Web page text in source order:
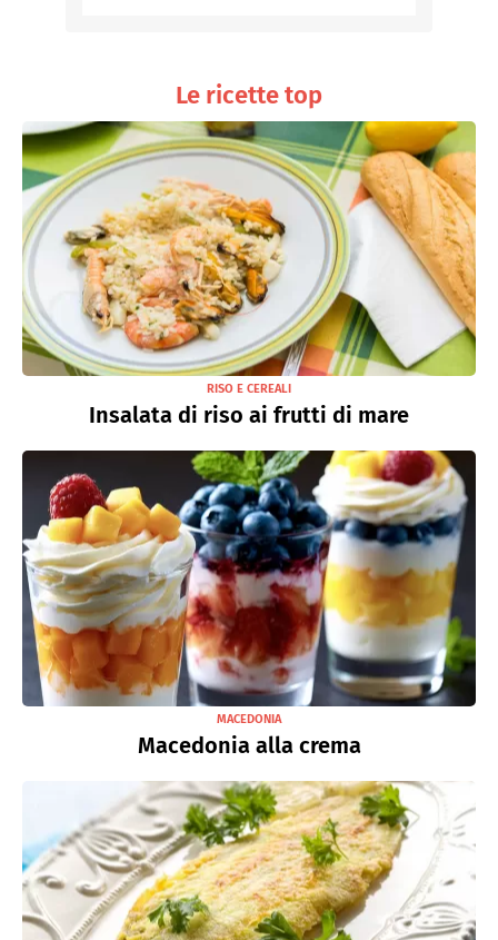
Le ricette top
RISO E CEREALI
Insalata di riso ai frutti di mare
MACEDONIA
Macedonia alla crema